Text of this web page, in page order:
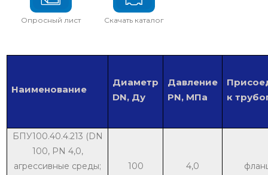
Опросный лист Скачать каталог
Наименование
Диаметр
DN, Ду
Давление
PN, МПа
к
БПУ100.40.4.213 (DN
100, PN 4,0,
агрессивные среды;
100 4,0